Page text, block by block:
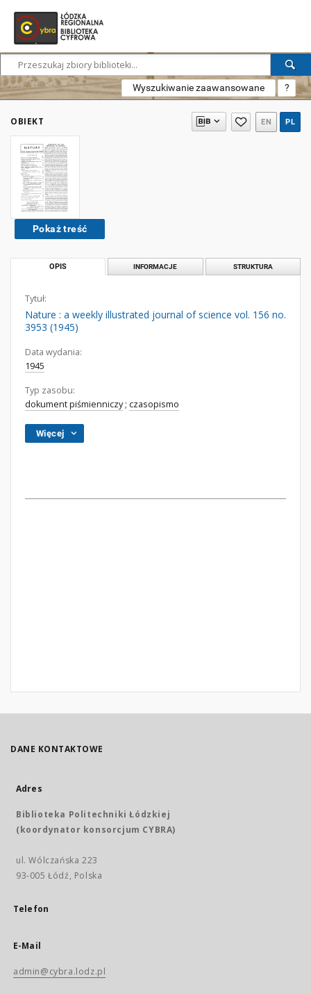
Wyszukiwanie zaawansowane ?
OBIEKT EN PL
Pokaż treść
OPIS INFORMACJE STRUKTURA
Tytuł:
Nature : a weekly illustrated journal of science vol. 156 no.
3953 (1945)
Data wydania:
1945
Typ zasobu:
dokument piśmienniczy; czasopismo
Więcej
DANE KONTAKTOWE
Adres
Biblioteka Politechniki Łódzkiej
(koordynator konsorcjum CYBRA)
ul. Wólczańska 223
93-005 Łódź, Polska
Telefon
E-Mail
admin@cybra.lodz.pl